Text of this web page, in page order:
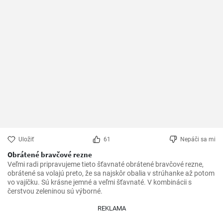
Uložiť 61 Nepáči sa mi
Obrátené bravčové rezne
Veľmi radi pripravujeme tieto šťavnaté obrátené bravčové rezne,
obrátené sa volajú preto, že sa najskôr obalia v strúhanke až potom
vo vajíčku. Sú krásne jemné a veľmi šťavnaté. V kombinácii s
čerstvou zeleninou sú výborné.
REKLAMA